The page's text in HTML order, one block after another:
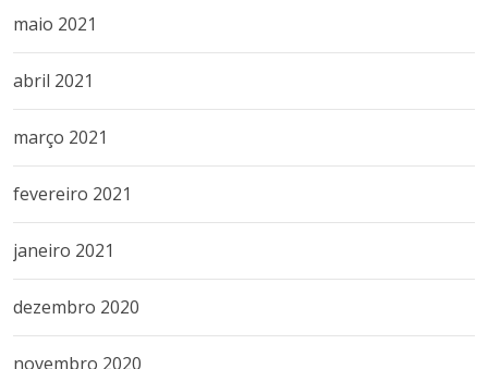
maio 2021
abril 2021
março 2021
fevereiro 2021
janeiro 2021
dezembro 2020
novembro 2020